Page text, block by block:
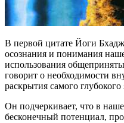
В первой цитате Йоги
осознания и понимания
использования
говорит о необходимости
раскрытия самого
Он подчеркивает, что в
бесконечный потенциал,